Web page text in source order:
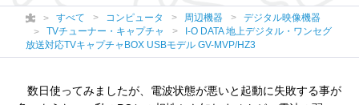
すべて コンピュータ 周辺機器
デジタル映像機器
TVチューナー・キャプチャ
I-O DATA 地上デジタル・ワンセグ
放送対応TVキャプチャBOX USBモデル GV-MVP/HZ3
数日使ってみましたが、電波状態が悪いと起動に失敗する事が